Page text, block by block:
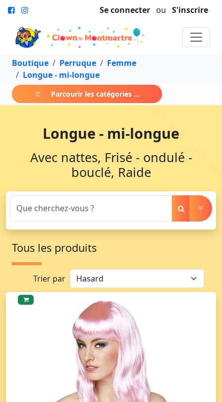
Se connecter ou S'inscrire
Boutique Perruque
Femme
Longue - mi-longue
Parcourir les catégories ...
Longue - mi-longue
Avec nattes, Frisé - ondulé -
bouclé, Raide
Tous les produits
Trier par